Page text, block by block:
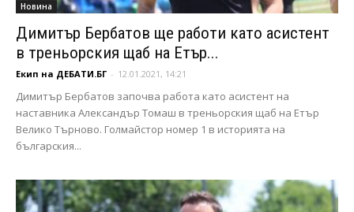
Новина
Димитър Бербатов ще работи като асистент
в треньорския щаб на Етър...
Екип на ДЕБАТИ.БГ - 12.01.2021, 14:21
Димитър Бербатов започва работа като асистент на
наставника Александър Томаш в треньорския щаб на Етър
Велико Търново. Голмайстор номер 1 в историята на
българския...